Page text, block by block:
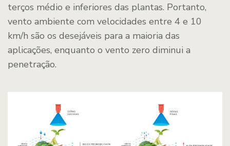
terços médio e inferiores das plantas. Portanto,
vento ambiente com velocidades entre 4 e 10
km/h são os desejáveis para a maioria das
aplicações, enquanto o vento zero diminui a
penetração.